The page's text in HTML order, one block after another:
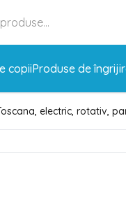
copiiProduse de
electric, rotativ,